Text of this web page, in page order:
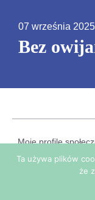
07 września 2025
Bez
Moje profile
© Joanna
Ta używa plików
że